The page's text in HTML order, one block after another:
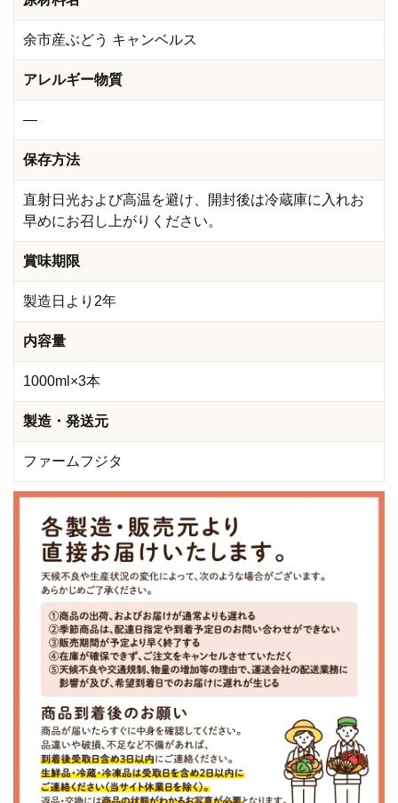
余市産ぶどう キャンベルス
アレルギー物質
―
保存方法
直射日光および高温を避け、開封後は冷蔵庫に入れお
早めにお召し上がりください。
賞味期限
製造日より2年
内容量
1000ml×3本
製造・発送元
ファームフジタ